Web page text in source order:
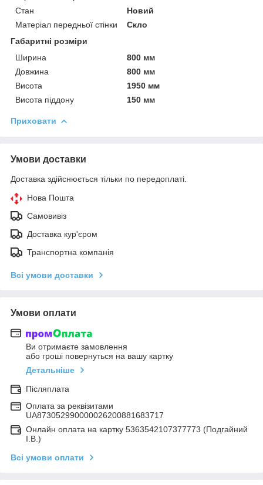
Стан
Новий
Матеріал передньої стінки
Скло
Габаритні розміри
Ширина
800 мм
Довжина
800 мм
Висота
1950 мм
Висота піддону
150 мм
Приховати
Умови доставки
Доставка здійснюється тільки по передоплаті.
Нова Пошта
Самовивіз
Доставка кур'єром
Транспортна компанія
Всі умови доставки
Умови оплати
Ви отримаєте замовлення
або гроші повернуться на вашу картку
Детальніше
Післяплата
Оплата за реквізитами
UA873052990000026200881683717
Онлайн оплата на картку 5363542107377773 (Подгайний
І.В.)
Всі умови оплати